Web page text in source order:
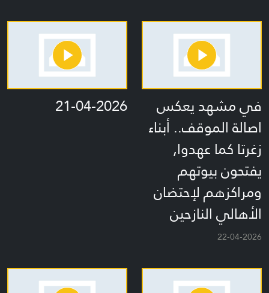
في مشهد يعكس
اصالة الموقف.. أبناء
زغرتا كما عهدوا,
يفتحون بيوتهم
ومراكزهم لإحتضان
الأهالي النازحين
22-04-2026
21-04-2026